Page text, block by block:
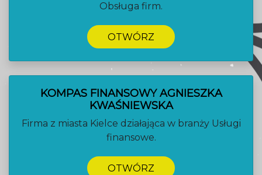
Obsługa firm.
OTWÓRZ
KOMPAS FINANSOWY AGNIESZKA
KWAŚNIEWSKA
Firma z miasta Kielce działająca w branży Usługi
finansowe.
OTWÓRZ